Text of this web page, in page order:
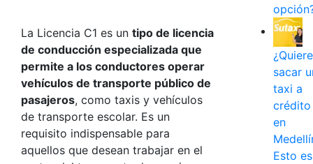
La Licencia C1 es un tipo de licencia
de conducción especializada que
permite a los conductores operar
vehículos de transporte público de
pasajeros, como taxis y vehículos
de transporte escolar. Es un
requisito indispensable para
aquellos que desean trabajar en el
sacar
taxi a
crédito
en
Esto es